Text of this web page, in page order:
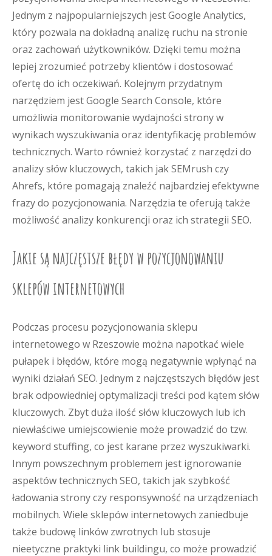
Jednym z najpopularniejszych jest Google Analytics,
który pozwala na dokładną analizę ruchu na stronie
oraz zachowań użytkowników. Dzięki temu można
lepiej zrozumieć potrzeby klientów i dostosować
ofertę do ich oczekiwań. Kolejnym przydatnym
narzędziem jest Google Search Console, które
umożliwia monitorowanie wydajności strony w
wynikach wyszukiwania oraz identyfikację problemów
technicznych. Warto również korzystać z narzędzi do
analizy słów kluczowych, takich jak SEMrush czy
Ahrefs, które pomagają znaleźć najbardziej efektywne
frazy do pozycjonowania. Narzędzia te oferują także
możliwość analizy konkurencji oraz ich strategii SEO.
Jakie są najczęstsze błędy w pozycjonowaniu
sklepów internetowych
Podczas procesu pozycjonowania sklepu
internetowego w Rzeszowie można napotkać wiele
pułapek i błędów, które mogą negatywnie wpłynąć na
wyniki działań SEO. Jednym z najczęstszych błędów jest
brak odpowiedniej optymalizacji treści pod kątem słów
kluczowych. Zbyt duża ilość słów kluczowych lub ich
niewłaściwe umiejscowienie może prowadzić do tzw.
keyword stuffing, co jest karane przez wyszukiwarki.
Innym powszechnym problemem jest ignorowanie
aspektów technicznych SEO, takich jak szybkość
ładowania strony czy responsywność na urządzeniach
mobilnych. Wiele sklepów internetowych zaniedbuje
także budowę linków zwrotnych lub stosuje
nieetyczne praktyki link buildingu, co może prowadzić